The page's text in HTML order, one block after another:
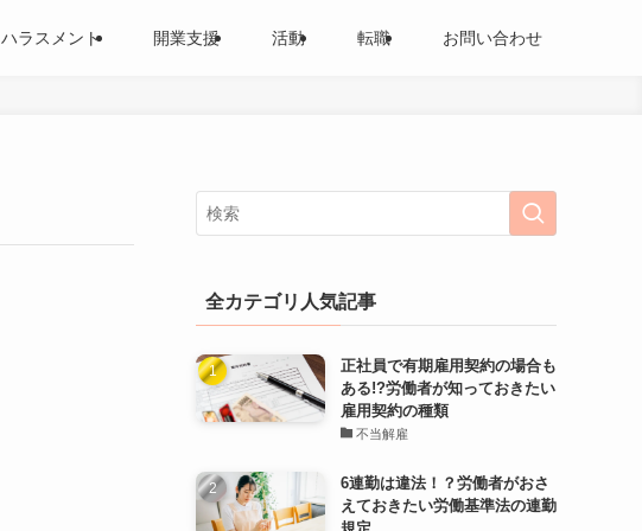
ハラスメント 開業支援 活動 転職 お問い合わせ
全カテゴリ人気記事
正社員で有期雇用契約の場合も
ある!?労働者が知っておきたい
雇用契約の種類
不当解雇
6連勤は違法！？労働者がおさ
えておきたい労働基準法の連勤